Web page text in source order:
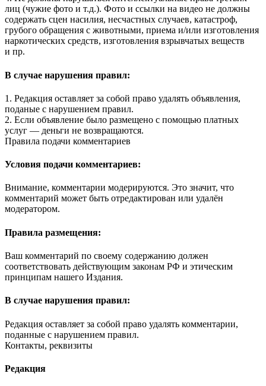
лиц (чужие фото и т.д.). Фото и ссылки на видео не должны
содержать сцен насилия, несчастных случаев, катастроф,
грубого обращения с животными, приема и/или изготовления
наркотических средств, изготовления взрывчатых веществ
и пр.
В случае нарушения правил:
1. Редакция оставляет за собой право удалять объявления,
поданые с нарушением правил.
2. Если объявление было размещено с помощью платных
услуг — деньги не возвращаются.
Правила подачи комментариев
Условия подачи комментариев:
Внимание, комментарии модерируются. Это значит, что
комментарий может быть отредактирован или удалён
модератором.
Правила размещения:
Ваш комментарий по своему содержанию должен
соответствовать действующим законам РФ и этическим
принципам нашего Издания.
В случае нарушения правил:
Редакция оставляет за собой право удалять комментарии,
поданные с нарушением правил.
Контакты, реквизиты
Редакция